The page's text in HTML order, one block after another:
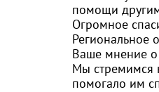
помощи
Огромное
Региональное
Ваше мнение
Мы стремимся
помогало им